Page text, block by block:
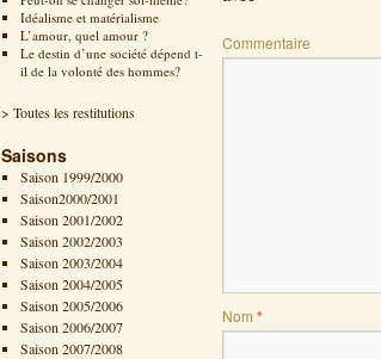
Idéalisme et matérialisme
L’amour, quel amour ?
Le destin d’une société dépend t-
il de la volonté des hommes?
> Toutes les restitutions
Saisons
Saison 1999/2000
Saison2000/2001
Saison 2001/2002
Saison 2002/2003
Saison 2003/2004
Saison 2004/2005
Saison 2005/2006
Saison 2006/2007
Saison 2007/2008
Commentaire
Nom *